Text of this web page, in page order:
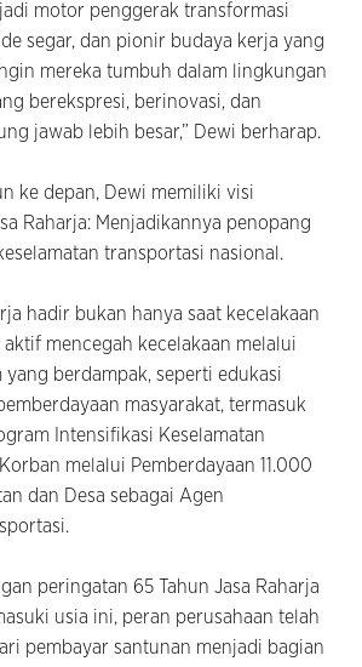
motor penggerak transformasi
segar, dan pionir budaya kerja yang
mereka tumbuh dalam lingkungan
berekspresi, berinovasi, dan
jawab lebih besar,” Dewi berharap.
ke depan, Dewi memiliki visi
Raharja: Menjadikannya penopang
transportasi nasional.
hadir bukan hanya saat kecelakaan
mencegah kecelakaan melalui
berdampak, seperti edukasi
masyarakat, termasuk
Intensifikasi Keselamatan
melalui Pemberdayaan 11.000
dan Desa sebagai Agen
peringatan 65 Tahun Jasa Raharja
usia ini, peran perusahaan telah
pembayar santunan menjadi bagian